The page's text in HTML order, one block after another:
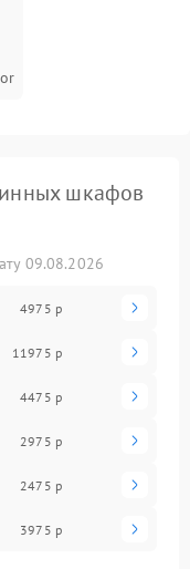
шкафов
09.08.2026
4975 р
11975 р
4475 р
2975 р
2475 р
3975 р